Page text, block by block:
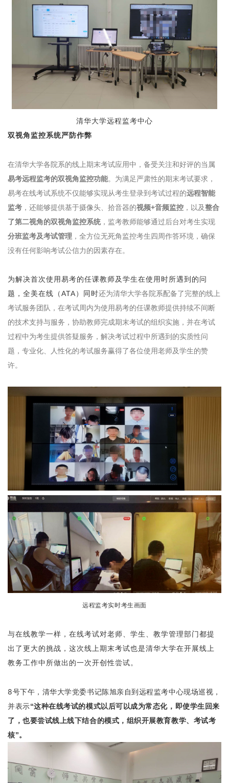
清华大学远程监考中心
双视角监控系统严防作弊
在清华大学各院系的线上期末考试应用中，备受关注和好评的当属
易考远程监考的双视角监控功能。为满足严肃性的期末考试要求，
易考在线考试系统不仅能够实现从考生登录到考试过程的远程智能
监考 ，还能够提供基于摄像头、拾音器的视频+音频监控 ，以及整合
了第二视角的双视角监控系统，监考教师能够通过后台对考生实现
分班监考及考试管理 ，全方位无死角监控考生四周作答环境，确保
没有任何影响考试公信力的因素存在。
为解决首次使用易考的任课教师及学生在使用时所遇到的问
题，全美在线（ATA）同时还为清华大学各院系配备了完整的线上
考试服务团队，在考试周内为使用易考的任课教师提供持续不间断
的技术支持与服务，协助教师完成期末考试的组织实施，并在考试
过程中为考生提供答疑服务，解决考试过程中所遇到的实质性问
题，专业化、人性化的考试服务赢得了各位使用老师及学生的赞
许。
远程监考实时考生画面
与在线教学一样，在线考试对老师、学生、教学管理部门都提
出了更大的挑战，这次线上期末考试也是清华大学在开展线上
教务工作中所做出的一次开创性尝试。
8号下午，清华大学党委书记陈旭亲自到远程监考中心现场巡视，
并表示“这种在线考试的模式以后可以成为常态化，即使学生回来
了，也要尝试线上线下结合的模式，组织开展教育教学、考试考
核”。